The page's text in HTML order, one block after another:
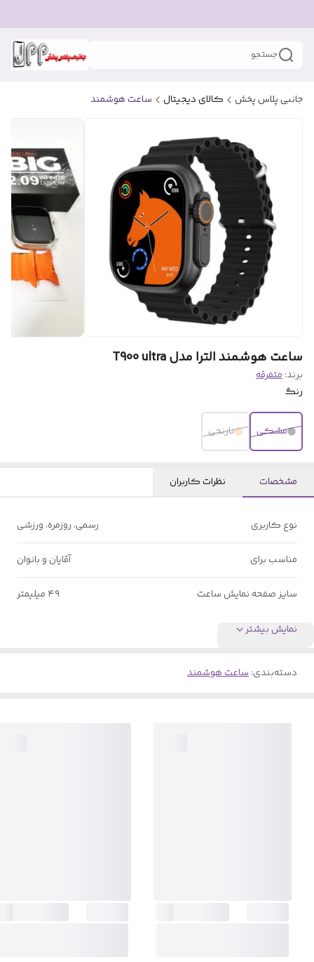
جستجو
جانبی پلاس پخش کالای دیجیتال ساعت هوشمند
ساعت هوشمند الترا مدل T900 ultra
برند:متفرقه
رنگ
مشکی نارنجی
مشخصات نظرات کاربران
نوع کاربری رسمی، روزمره، ورزشی
مناسب برای آقایان و بانوان
سایز صفحه نمایش ساعت ۴۹ میلیمتر
نمایش بیشتر
دسته‌بندی:ساعت هوشمند